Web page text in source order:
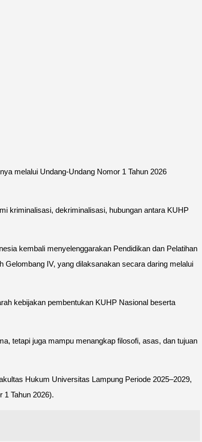
melalui Undang-Undang Nomor 1 Tahun 2026
kriminalisasi, dekriminalisasi, hubungan antara KUHP
kembali menyelenggarakan Pendidikan dan Pelatihan
IV, yang dilaksanakan secara daring melalui
kebijakan pembentukan KUHP Nasional beserta
tetapi juga mampu menangkap filosofi, asas, dan tujuan
Hukum Universitas Lampung Periode 2025–2029,
1 Tahun 2026).